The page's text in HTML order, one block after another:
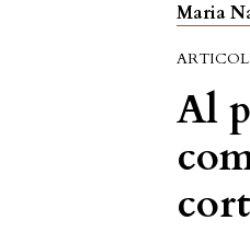
Maria
Al